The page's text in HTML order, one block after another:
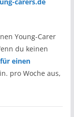
Young-Carer
du keinen
einen
pro Woche aus,